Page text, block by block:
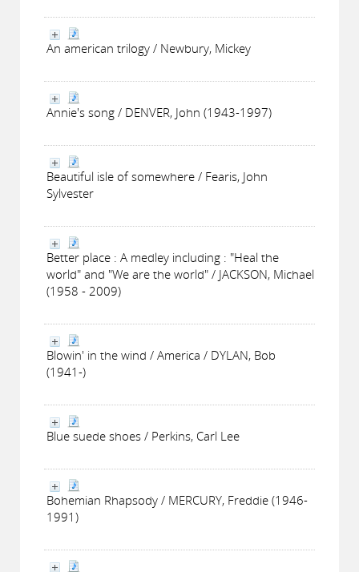
An american trilogy / Newbury, Mickey
Annie's song / DENVER, John (1943-1997)
Beautiful isle of somewhere / Fearis, John
Sylvester
Better place : A medley including : "Heal the
world" and "We are the world" / JACKSON, Michael
(1958 - 2009)
Blowin' in the wind / America / DYLAN, Bob
(1941-)
Blue suede shoes / Perkins, Carl Lee
Bohemian Rhapsody / MERCURY, Freddie (1946-
1991)